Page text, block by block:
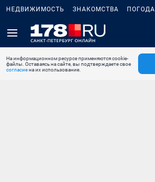
НЕДВИЖИМОСТЬ ЗНАКОМСТВА ПОГОДА
На информационном ресурсе применяются cookie-
файлы. Оставаясь на сайте, вы подтверждаете свое
согласиена их использование.